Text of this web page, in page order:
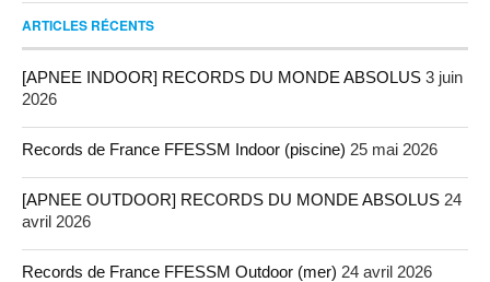
ARTICLES RÉCENTS
[APNEE INDOOR] RECORDS DU MONDE ABSOLUS 3 juin
2026
Records de France FFESSM Indoor (piscine) 25 mai 2026
[APNEE OUTDOOR] RECORDS DU MONDE ABSOLUS 24
avril 2026
Records de France FFESSM Outdoor (mer) 24 avril 2026